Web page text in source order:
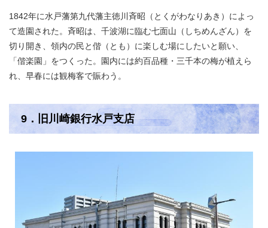
1842年に水戸藩第九代藩主徳川斉昭（とくがわなりあき）によっ
て造園された。斉昭は、千波湖に臨む七面山（しちめんざん）を
切り開き、領内の民と偕（とも）に楽しむ場にしたいと願い、
「偕楽園」をつくった。園内には約百品種・三千本の梅が植えら
れ、早春には観梅客で賑わう。
9．旧川崎銀行水戸支店